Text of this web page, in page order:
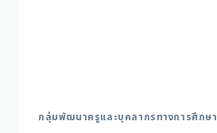
กลุ่มพัฒนาครูและบุคลากรทางการศึกษา